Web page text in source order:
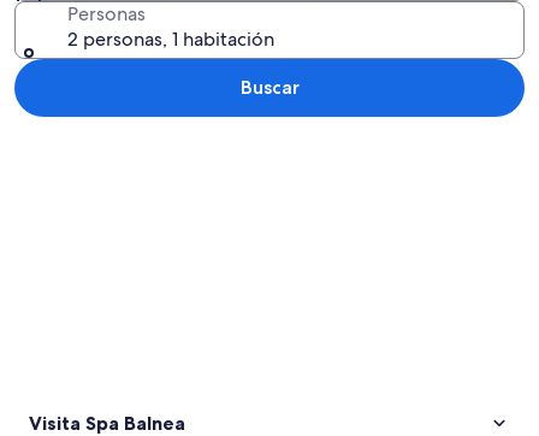
Personas
2 personas, 1 habitación
Buscar
Visita Spa Balnea